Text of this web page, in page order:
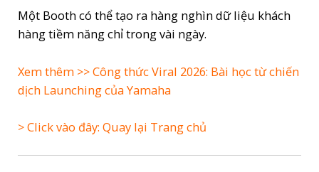
Một Booth có thể tạo ra hàng nghìn dữ liệu khách
hàng tiềm năng chỉ trong vài ngày.
Xem thêm >>Công thức Viral 2026: Bài học từ chiến
dịch Launching của Yamaha
> Click vào đây: Quay lại Trang chủ